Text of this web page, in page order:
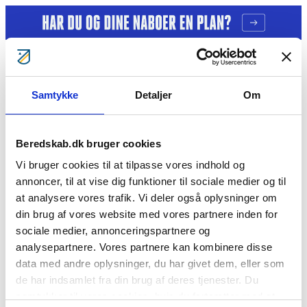
Samtykke Detaljer Om
Beredskab.dk bruger cookies
Vi bruger cookies til at tilpasse vores indhold og
annoncer, til at vise dig funktioner til sociale medier og til
at analysere vores trafik. Vi deler også oplysninger om
din brug af vores website med vores partnere inden for
sociale medier, annonceringspartnere og
analysepartnere. Vores partnere kan kombinere disse
data med andre oplysninger, du har givet dem, eller som
de har indsamlet fra din brug af deres tjenester. Du
Tag ansvar
Bliv Brandmand
Kontakt
Søg
Louise M. Jørgensen
Cookie- og privatlivspolitik
BorgerBeredskabet BlivBrandmandNuBlivFrivilligNuFor
medlemmerÅrsberetninger